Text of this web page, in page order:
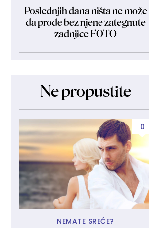
Poslednjih dana ništa ne može
da prođe bez njene zategnute
zadnjice FOTO
Ne propustite
0
NEMATE SREĆE?